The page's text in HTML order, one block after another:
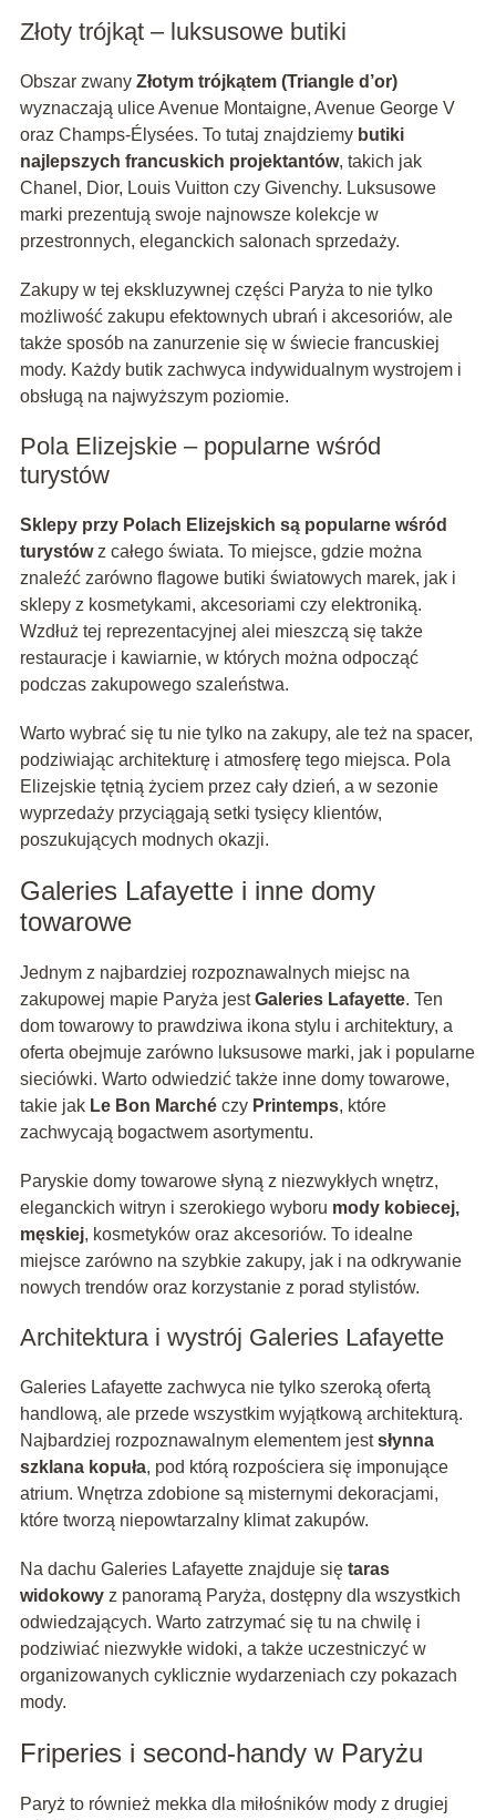
Złoty trójkąt – luksusowe butiki
Obszar zwany Złotym trójkątem (Triangle d’or)
wyznaczają ulice Avenue Montaigne, Avenue George V
oraz Champs-Élysées. To tutaj znajdziemy butiki
najlepszych francuskich projektantów, takich jak
Chanel, Dior, Louis Vuitton czy Givenchy. Luksusowe
marki prezentują swoje najnowsze kolekcje w
przestronnych, eleganckich salonach sprzedaży.
Zakupy w tej ekskluzywnej części Paryża to nie tylko
możliwość zakupu efektownych ubrań i akcesoriów, ale
także sposób na zanurzenie się w świecie francuskiej
mody. Każdy butik zachwyca indywidualnym wystrojem i
obsługą na najwyższym poziomie.
Pola Elizejskie – popularne wśród
turystów
Sklepy przy Polach Elizejskich są popularne wśród
turystówz całego świata. To miejsce, gdzie można
znaleźć zarówno flagowe butiki światowych marek, jak i
sklepy z kosmetykami, akcesoriami czy elektroniką.
Wzdłuż tej reprezentacyjnej alei mieszczą się także
restauracje i kawiarnie, w których można odpocząć
podczas zakupowego szaleństwa.
Warto wybrać się tu nie tylko na zakupy, ale też na spacer,
podziwiając architekturę i atmosferę tego miejsca. Pola
Elizejskie tętnią życiem przez cały dzień, a w sezonie
wyprzedaży przyciągają setki tysięcy klientów,
poszukujących modnych okazji.
Galeries Lafayette i inne domy
towarowe
Jednym z najbardziej rozpoznawalnych miejsc na
zakupowej mapie Paryża jestGaleries Lafayette. Ten
dom towarowy to prawdziwa ikona stylu i architektury, a
oferta obejmuje zarówno luksusowe marki, jak i popularne
sieciówki. Warto odwiedzić także inne domy towarowe,
takie jak Le Bon Marchéczy Printemps, które
zachwycają bogactwem asortymentu.
Paryskie domy towarowe słyną z niezwykłych wnętrz,
eleganckich witryn i szerokiego wyboru mody kobiecej,
męskiej, kosmetyków oraz akcesoriów. To idealne
miejsce zarówno na szybkie zakupy, jak i na odkrywanie
nowych trendów oraz korzystanie z porad stylistów.
Architektura i wystrój Galeries Lafayette
Galeries Lafayette zachwyca nie tylko szeroką ofertą
handlową, ale przede wszystkim wyjątkową architekturą.
Najbardziej rozpoznawalnym elementem jestsłynna
szklana kopuła, pod którą rozpościera się imponujące
atrium. Wnętrza zdobione są misternymi dekoracjami,
które tworzą niepowtarzalny klimat zakupów.
Na dachu Galeries Lafayette znajduje się taras
widokowyz panoramą Paryża, dostępny dla wszystkich
odwiedzających. Warto zatrzymać się tu na chwilę i
podziwiać niezwykłe widoki, a także uczestniczyć w
organizowanych cyklicznie wydarzeniach czy pokazach
mody.
Friperies i second-handy w Paryżu
Paryż to również mekka dla miłośników mody z drugiej